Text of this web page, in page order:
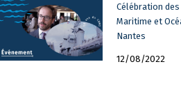
Célébration
Maritime et
Nantes
12/08/2022